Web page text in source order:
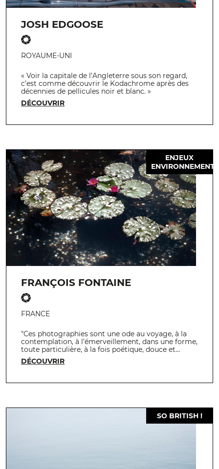
JOSH EDGOOSE
ROYAUME-UNI
« Voir la capitale de l’Angleterre sous son regard,
c’est comme découvrir le Kodachrome après des
décennies de pellicules noir et blanc. »
DÉCOUVRIR
ENJEUX
FRANÇOIS FONTAINE
FRANCE
"Ces photographies sont une ode au voyage, à la
contemplation, à l’émerveillement, dans une forme,
toute particulière, à la fois poétique, douce et…
DÉCOUVRIR
SO BRITISH !